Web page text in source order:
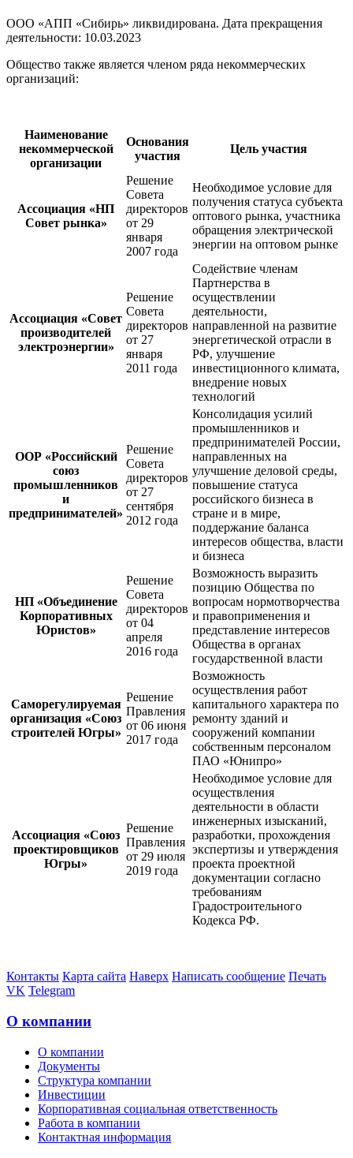
ООО «АПП «Сибирь» ликвидирована. Дата прекращения
деятельности: 10.03.2023
Общество также является членом ряда некоммерческих
организаций:
Наименование
некоммерческой
организации
Основания
участия
Цель участия
Ассоциация «НП
Совет рынка»
Решение
Совета
директоров
от 29
января
2007 года
Необходимое условие для
получения статуса субъекта
оптового рынка, участника
обращения электрической
энергии на оптовом рынке
Ассоциация «Совет
производителей
электроэнергии»
Решение
Совета
директоров
от 27
января
2011 года
Содействие членам
Партнерства в
осуществлении
деятельности,
направленной на развитие
энергетической отрасли в
РФ, улучшение
инвестиционного климата,
внедрение новых
технологий
ООР «Российский
союз
промышленников
и
предпринимателей»
Решение
Совета
директоров
от 27
сентября
2012 года
Консолидация усилий
промышленников и
предпринимателей России,
направленных на
улучшение деловой среды,
повышение статуса
российского бизнеса в
стране и в мире,
поддержание баланса
интересов общества, власти
и бизнеса
НП «Объединение
Корпоративных
Юристов»
Решение
Совета
директоров
от 04
апреля
2016 года
Возможность выразить
позицию Общества по
вопросам нормотворчества
и правоприменения и
представление интересов
Общества в органах
государственной власти
Саморегулируемая
организация «Союз
строителей Югры»
Решение
Правления
от 06 июня
2017 года
Возможность
осуществления работ
капитального характера по
ремонту зданий и
сооружений компании
собственным персоналом
ПАО «Юнипро»
Ассоциация «Союз
проектировщиков
Югры»
Решение
Правления
от 29 июля
2019 года
Необходимое условие для
осуществления
деятельности в области
инженерных изысканий,
разработки, прохождения
экспертизы и утверждения
проекта проектной
документации согласно
требованиям
Градостроительного
Кодекса РФ.
Контакты Карта сайта Наверх Написать сообщение Печать
VK Telegram
О компании
О компании
Документы
Структура компании
Инвестиции
Корпоративная социальная ответственность
Работа в компании
Контактная информация